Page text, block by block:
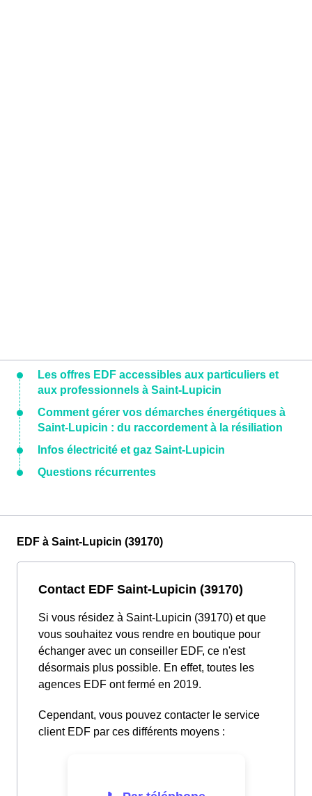
Les offres EDF accessibles aux particuliers et
aux professionnels à Saint-Lupicin
Comment gérer vos démarches énergétiques à
Saint-Lupicin : du raccordement à la résiliation
Infos électricité et gaz Saint-Lupicin
Questions récurrentes
EDF à Saint-Lupicin (39170)
Contact EDF Saint-Lupicin (39170)
Si vous résidez à Saint-Lupicin (39170) et que
vous souhaitez vous rendre en boutique pour
échanger avec un conseiller EDF, ce n'est
désormais plus possible. En effet, toutes les
agences EDF ont fermé en 2019.
Cependant, vous pouvez contacter le service
client EDF par ces différents moyens :